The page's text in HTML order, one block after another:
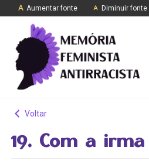
Aumentar fonte Diminuir fonte
Voltar
19. Com a irma